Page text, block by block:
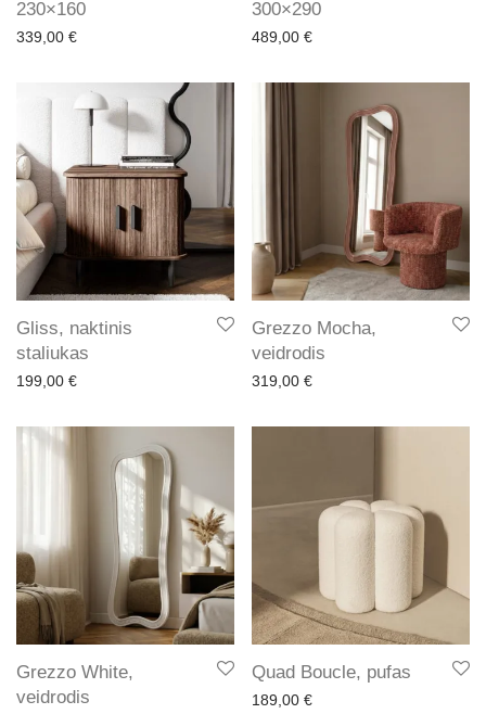
230×160
339,00 €
300×290
489,00 €
Gliss, naktinis
staliukas
199,00 €
Grezzo Mocha,
veidrodis
319,00 €
Grezzo White,
veidrodis
Quad Boucle, pufas
189,00 €